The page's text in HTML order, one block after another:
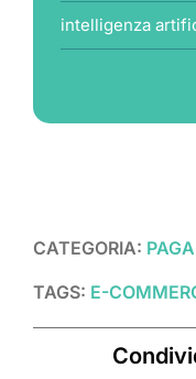
intelligenza
CATEGORIA:
TAGS: E-